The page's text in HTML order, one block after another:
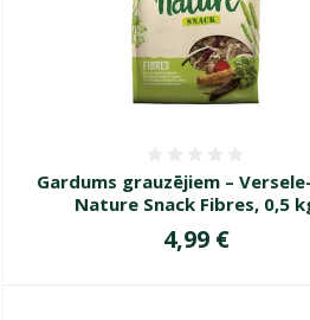
Gardums grauzējiem –
Nature Snack Fibres, 0,5
Cena
4,99 €